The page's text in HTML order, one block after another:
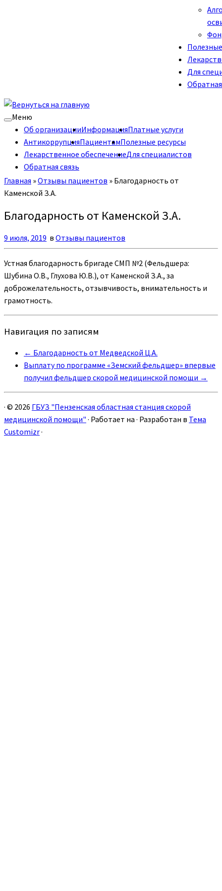
Для
Меню
Об организацииИнформацияПлатные услуги
АнтикоррупцияПациентамПолезные ресурсы
Лекарственное обеспечениеДля специалистов
Обратная связь
Главная »Отзывы пациентов » Благодарность от
Каменской З.А.
Благодарность от Каменской З.А.
9 июля, 2019 в Отзывы пациентов
Устная благодарность бригаде СМП №2 (Фельдшера:
Шубина О.В., Глухова Ю.В.), от Каменской З.А., за
доброжелательность, отзывчивость, внимательность и
грамотность.
Навигация по записям
← Благодарность от Медведской Ц.А.
Выплату по программе «Земский фельдшер» впервые
получил фельдшер скорой медицинской помощи →
· © 2026 ГБУЗ "Пензенская областная станция скорой
медицинской помощи" · Работает на · Разработан в Тема
Customizr·